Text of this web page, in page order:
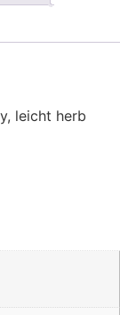
leicht herb